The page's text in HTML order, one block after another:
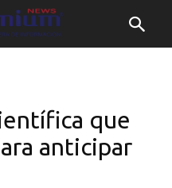
que
anticipar